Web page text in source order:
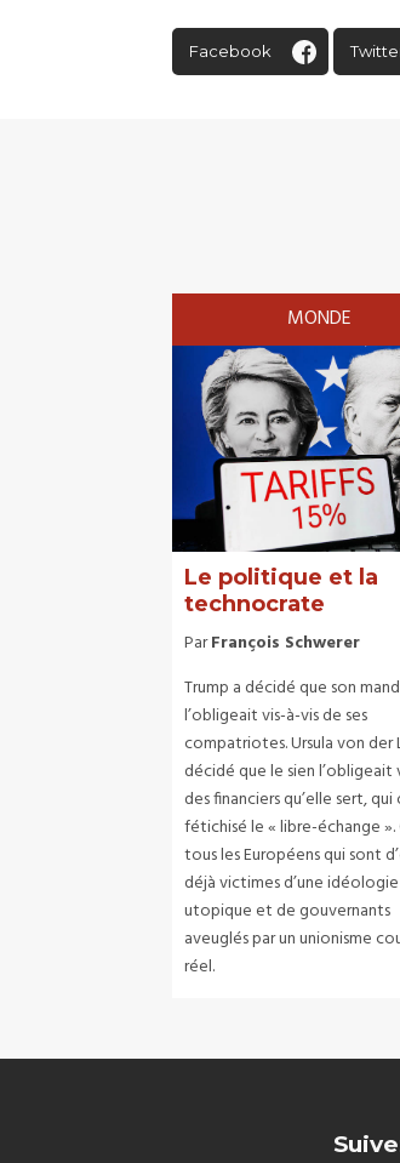
Facebook
MONDE
Le politique et la
technocrate
ParFrançois Schwerer
Trump a décidé que son
l’obligeait vis-à-vis de ses
compatriotes. Ursula von der
décidé que le sien l’obligeait
des financiers qu’elle sert,
fétichisé le « libre-échange ».
tous les Européens qui sont
déjà victimes d’une idéologie
utopique et de gouvernants
aveuglés par un unionisme
réel.